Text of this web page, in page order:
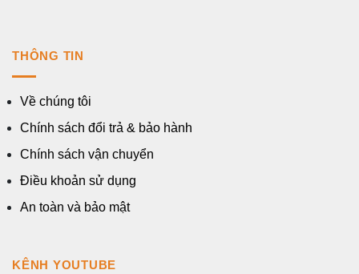
THÔNG TIN
Về chúng tôi
Chính sách đổi trả & bảo hành
Chính sách vận chuyển
Điều khoản sử dụng
An toàn và bảo mật
KÊNH YOUTUBE